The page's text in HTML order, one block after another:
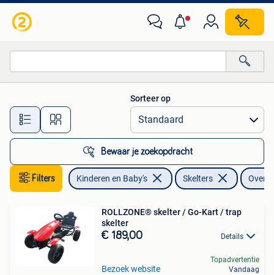
Alle afstanden…
Sorteer op
Bewaar je zoekopdracht
Filters Kinderen en Baby's Skelters
ROLLZONE® skelter / Go-Kart / trap
skelter
€ 189,00 Details
Bezoek website
Topadvertentie
Vandaag